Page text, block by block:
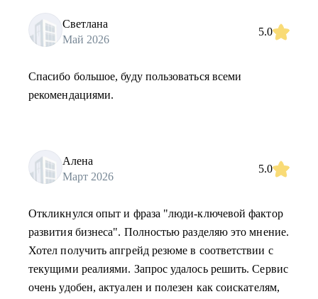
Светлана
Май 2026
5.0
Спасибо большое, буду пользоваться всеми
рекомендациями.
Алена
Март 2026
5.0
Откликнулся опыт и фраза "люди-ключевой фактор
развития бизнеса". Полностью разделяю это мнение.
Хотел получить апгрейд резюме в соответствии с
текущими реалиями. Запрос удалось решить. Сервис
очень удобен, актуален и полезен как соискателям,